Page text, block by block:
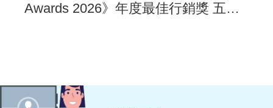
Awards 2026》年度最佳行銷獎 五步